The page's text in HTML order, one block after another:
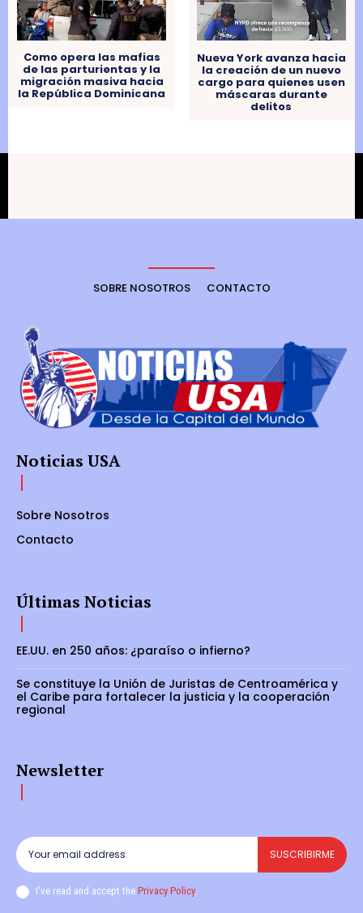
Como opera las mafias
de las parturientas y la
migración masiva hacia
la República Dominicana
Nueva York avanza hacia
la creación de un nuevo
cargo para quienes usen
máscaras durante
delitos
SOBRE NOSOTROS CONTACTO
Noticias USA
Sobre Nosotros
Contacto
Últimas Noticias
EE.UU. en 250 años: ¿paraíso o infierno?
Se constituye la Unión de Juristas de Centroamérica y
el Caribe para fortalecer la justicia y la cooperación
regional
Newsletter
SUSCRIBIRME
I've read and accept the Privacy Policy.